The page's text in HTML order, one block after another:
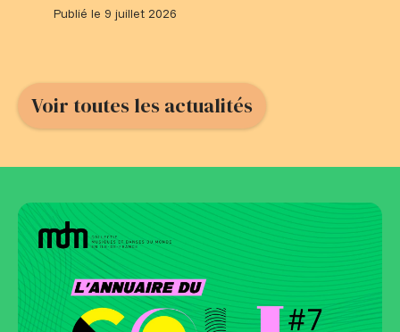
Publié le 9 juillet 2026
Voir toutes les actualités